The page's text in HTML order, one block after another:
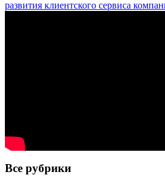
развития клиентского сервиса
Все рубрики